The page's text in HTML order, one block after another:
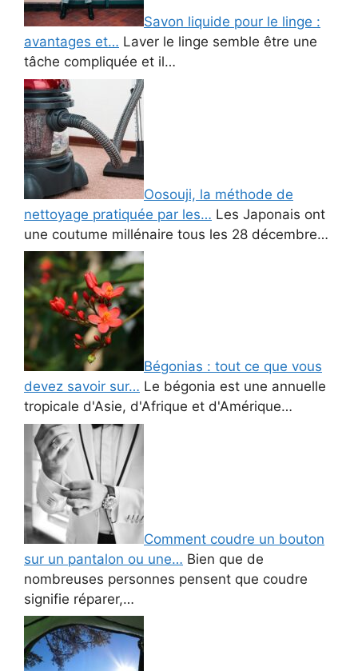
Savon liquide pour le linge :
avantages et… Laver le linge semble être une
tâche compliquée et il…
Oosouji, la méthode de
nettoyage pratiquée par les… Les Japonais ont
une coutume millénaire tous les 28 décembre…
Bégonias : tout ce que vous
devez savoir sur… Le bégonia est une annuelle
tropicale d'Asie, d'Afrique et d'Amérique…
Comment coudre un bouton
sur un pantalon ou une… Bien que de
nombreuses personnes pensent que coudre
signifie réparer,…